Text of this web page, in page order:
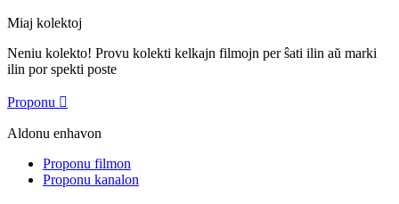
Miaj kolektoj
Neniu kolekto! Provu kolekti kelkajn filmojn per ŝati ilin aŭ marki
ilin por spekti poste
Proponu 
Aldonu enhavon
Proponu filmon
Proponu kanalon